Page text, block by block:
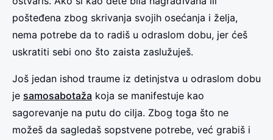
pošteđena zbog skrivanja svojih osećanja i želja,
nema potrebe da to radiš u odraslom dobu, jer ćeš
uskratiti sebi ono što zaista zaslužuješ.
Još jedan ishod traume iz detinjstva u odraslom dobu
je samosabotaža koja se manifestuje kao
sagorevanje na putu do cilja. Zbog toga što ne
možeš da sagledaš sopstvene potrebe, već grabiš i